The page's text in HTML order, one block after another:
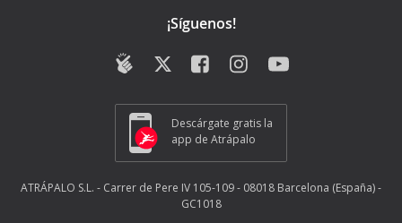
¡Síguenos!
Descárgate gratis la
app de Atrápalo
ATRÁPALO S.L. - Carrer de Pere IV 105-109 - 08018 Barcelona (España) -
GC1018